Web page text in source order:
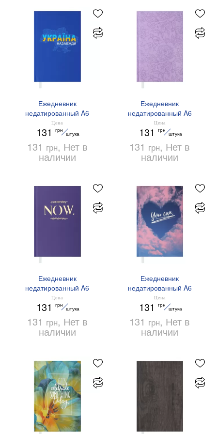
Ежедневник
недатированный A6
Buromax PATRIOT
BM.2602-02 синий
Цена
131 грн
штука
131 грн, Нет в
наличии
Ежедневник
недатированный A6
Buromax VINTAGE
BM.2613-26 сиреневый
Цена
131 грн
штука
131 грн, Нет в
наличии
Ежедневник
недатированный A6
Buromax MOTIVETION
BM.2619-39 лавандовый
Цена
131 грн
штука
131 грн, Нет в
наличии
Ежедневник
недатированный A6
Buromax POSH BM.2621-
10 розовый
Цена
131 грн
штука
131 грн, Нет в
наличии